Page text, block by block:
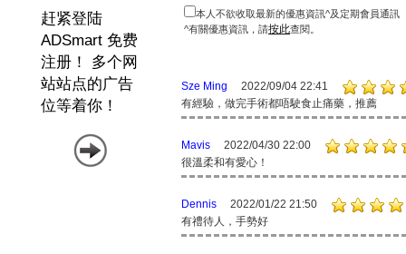
本人不欲收取最新的優惠資訊^及定期會員通訊
^有關優惠資訊，請按此查閱。
Sze Ming
2022/09/04 22:41
有經驗，做完手術都唔駛食止痛藥，推薦
Mavis
2022/04/30 22:00
很溫柔和有愛心！
Dennis
2022/01/22 21:50
有禮待人，手勢好